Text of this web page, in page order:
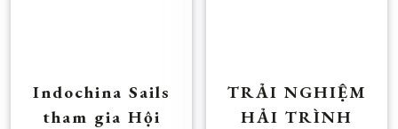
Indochina Sails
tham gia Hội
TRẢI NGHIỆM
HẢI TRÌNH